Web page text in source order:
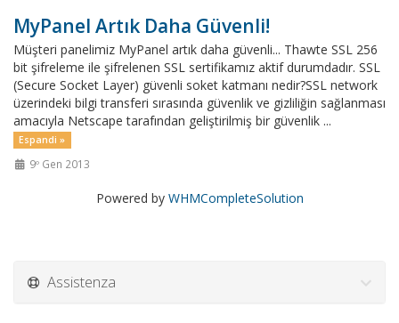
MyPanel Artık Daha Güvenli!
Müşteri panelimiz MyPanel artık daha güvenli... Thawte SSL 256
bit şifreleme ile şifrelenen SSL sertifikamız aktif durumdadır. SSL
(Secure Socket Layer) güvenli soket katmanı nedir?SSL network
üzerindeki bilgi transferi sırasında güvenlik ve gizliliğin sağlanması
amacıyla Netscape tarafından geliştirilmiş bir güvenlik ...
Espandi »
9º Gen 2013
Powered by WHMCompleteSolution
Assistenza